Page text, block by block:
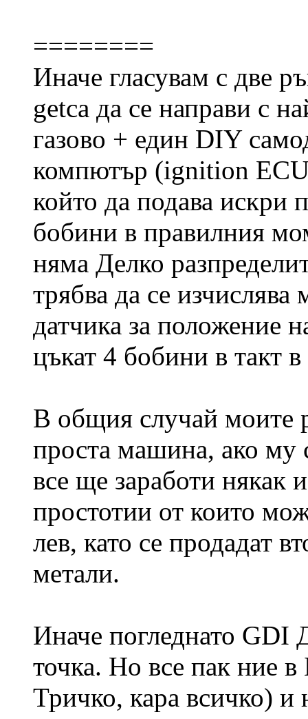
========
Иначе гласувам с две
getca да се направи с
газово + един DIY
компютър (ignition
който да подава искри
бобини в правилния
няма Делко
трябва да се
датчика за положение
цъкат 4 бобини в такт
В общия случай моите
проста машина, ако му
все ще заработи някак
простотии от които
лев, като се продадат
метали.
Иначе погледнато
точка. Но все пак ние
Тричко, кара всичко)